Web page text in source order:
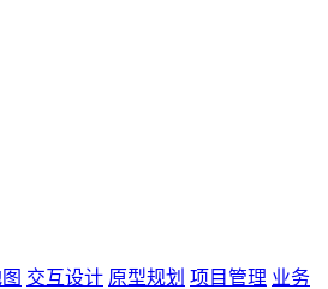
交互设计 原型规划 项目管理 业务